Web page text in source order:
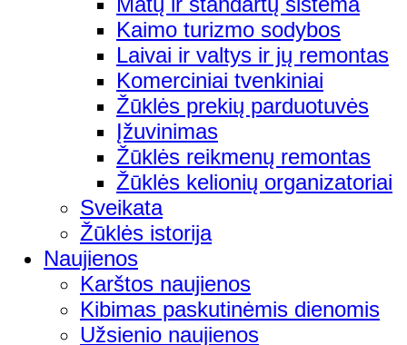
Kaimo turizmo sodybos
Laivai ir valtys ir jų remontas
Komerciniai tvenkiniai
Žūklės prekių parduotuvės
Įžuvinimas
Žūklės reikmenų remontas
Žūklės kelionių organizatoriai
Sveikata
Žūklės istorija
Naujienos
Karštos naujienos
Kibimas paskutinėmis dienomis
Užsienio naujienos